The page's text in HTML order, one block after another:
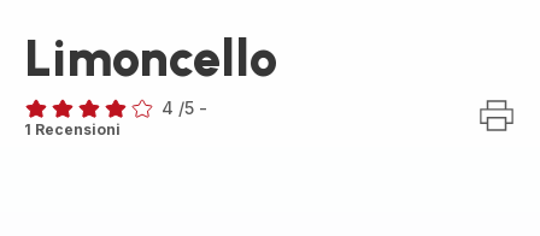
Limoncello
Recensione
4 /5 -
1 Recensioni